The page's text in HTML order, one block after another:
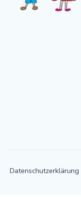
Datenschutzerklärung